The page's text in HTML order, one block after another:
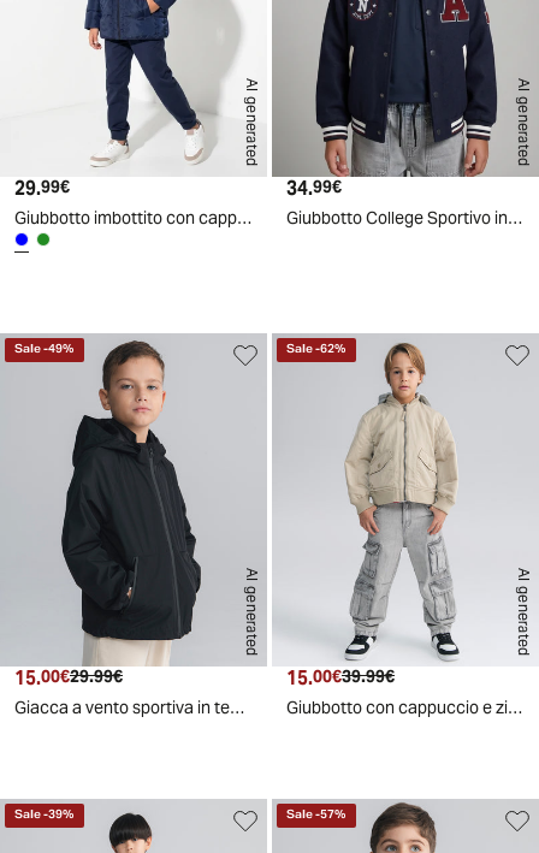
AI generated
Prezzo attuale
29.99€
Giubbotto imbottito con cappuccio e tasca - Blu
AI generated
Prezzo attuale
34.99€
Giubbotto College Sportivo in Panno - Blu
AI generated
Sale-49%
Prezzo attuale
15.00€ Prezzo originale
29.99€
Giacca a vento sportiva in tessuto tecnico - Nero
AI generated
Sale-62%
Prezzo attuale
15.00€ Prezzo originale
39.99€
Giubbotto con cappuccio e zip frontale - Beige
Sale-39% Sale-57%